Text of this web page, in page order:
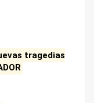
tragedias